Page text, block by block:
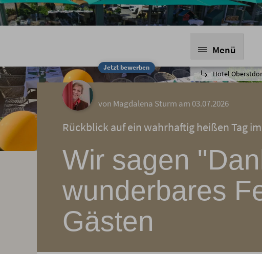
Jetzt bewerben
Menü
Hotel
von Magdalena Sturm am 03.07.2026
Rückblick auf ein wahrhaftig heißen Tag
Wir sagen
wunderbares
Gästen